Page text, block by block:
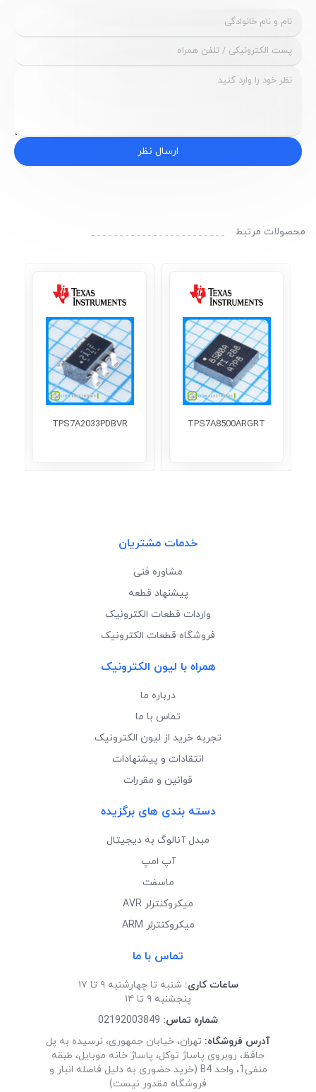
ارسال نظر
محصولات مرتبط
TPS7A8500ARGRT
TPS7A2033PDBVR
خدمات مشتریان
مشاوره فنی
پیشنهاد قطعه
واردات قطعات الکترونیک
فروشگاه قطعات الکترونیک
همراه با لیون الکترونیک
درباره ما
تماس با ما
تجربه خرید از لیون الکترونیک
انتقادات و پیشنهادات
قوانین و مقررات
دسته بندی های برگزیده
مبدل آنالوگ به دیجیتال
آپ امپ
ماسفت
میکروکنترلر AVR
میکروکنترلر ARM
تماس با ما
ساعات کاری: شنبه تا چهارشنبه ۹ تا ۱۷
پنجشنبه ۹ تا ۱۴
شماره تماس: 02192003849
آدرس فروشگاه: تهران، خیابان جمهوری، نرسیده به پل
حافظ، روبروی پاساژ توکل، پاساژ خانه موبایل، طبقه
منفی1، واحد B4 (خرید حضوری به دلیل فاصله انبار و
فروشگاه مقدور نیست)